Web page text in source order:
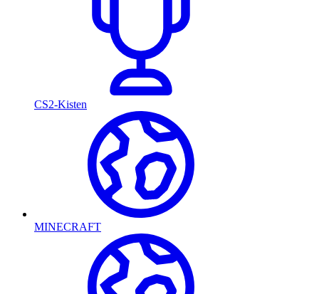
CS2-Kisten
MINECRAFT